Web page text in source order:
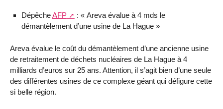
DépêcheAFP
: « Areva évalue à 4 mds le
démantèlement d’une usine de La Hague »
Areva évalue le coût du démantèlement d’une ancienne usine
de retraitement de déchets nucléaires de La Hague à 4
milliards d’euros sur 25 ans. Attention, il s’agit bien d’une seule
des différentes usines de ce complexe géant qui défigure cette
si belle région.